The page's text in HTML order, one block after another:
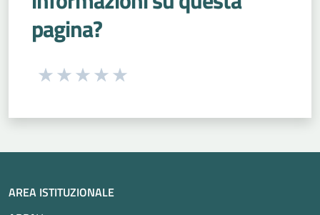
pagina?
Seleziona una valutazione da 1 a 5 stelle
AREA ISTITUZIONALE